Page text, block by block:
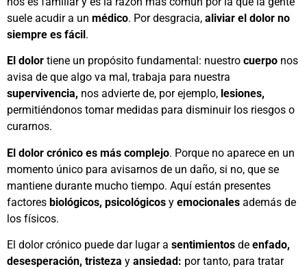
suele acudir a un médico. Por desgracia, aliviar el dolor no
siempre es fácil.
El dolor tiene un propósito fundamental: nuestro cuerpo nos
avisa de que algo va mal, trabaja para nuestra
supervivencia, nos advierte de, por ejemplo, lesiones,
permitiéndonos tomar medidas para disminuir los riesgos o
curarnos.
El dolor crónico es más complejo. Porque no aparece en un
momento único para avisarnos de un daño, si no, que se
mantiene durante mucho tiempo. Aquí están presentes
factores biológicos, psicológicos y emocionales además de
los físicos.
El dolor crónico puede dar lugar a sentimientos de enfado,
desesperación, tristeza y ansiedad: por tanto, para tratar